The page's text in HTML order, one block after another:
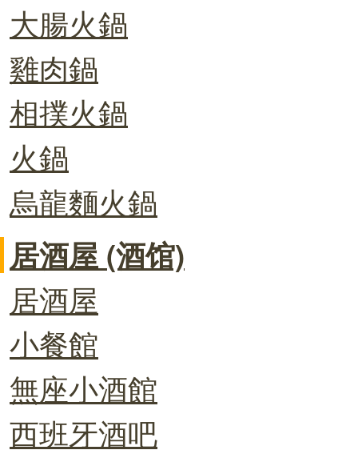
大腸火鍋
雞肉鍋
相撲火鍋
火鍋
烏龍麵火鍋
居酒屋 (酒馆)
居酒屋
小餐館
無座小酒館
西班牙酒吧